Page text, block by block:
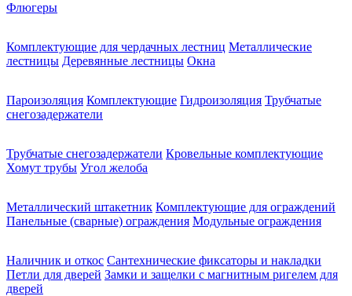
Флюгеры
Комплектующие для чердачных лестниц Металлические
лестницы Деревянные лестницы Окна
Пароизоляция Комплектующие Гидроизоляция Трубчатые
снегозадержатели
Трубчатые снегозадержатели Кровельные комплектующие
Хомут трубы Угол желоба
Металлический штакетник Комплектующие для ограждений
Панельные (сварные) ограждения Модульные ограждения
Наличник и откос Сантехнические фиксаторы и накладки
Петли для дверей Замки и защелки с магнитным ригелем для
дверей